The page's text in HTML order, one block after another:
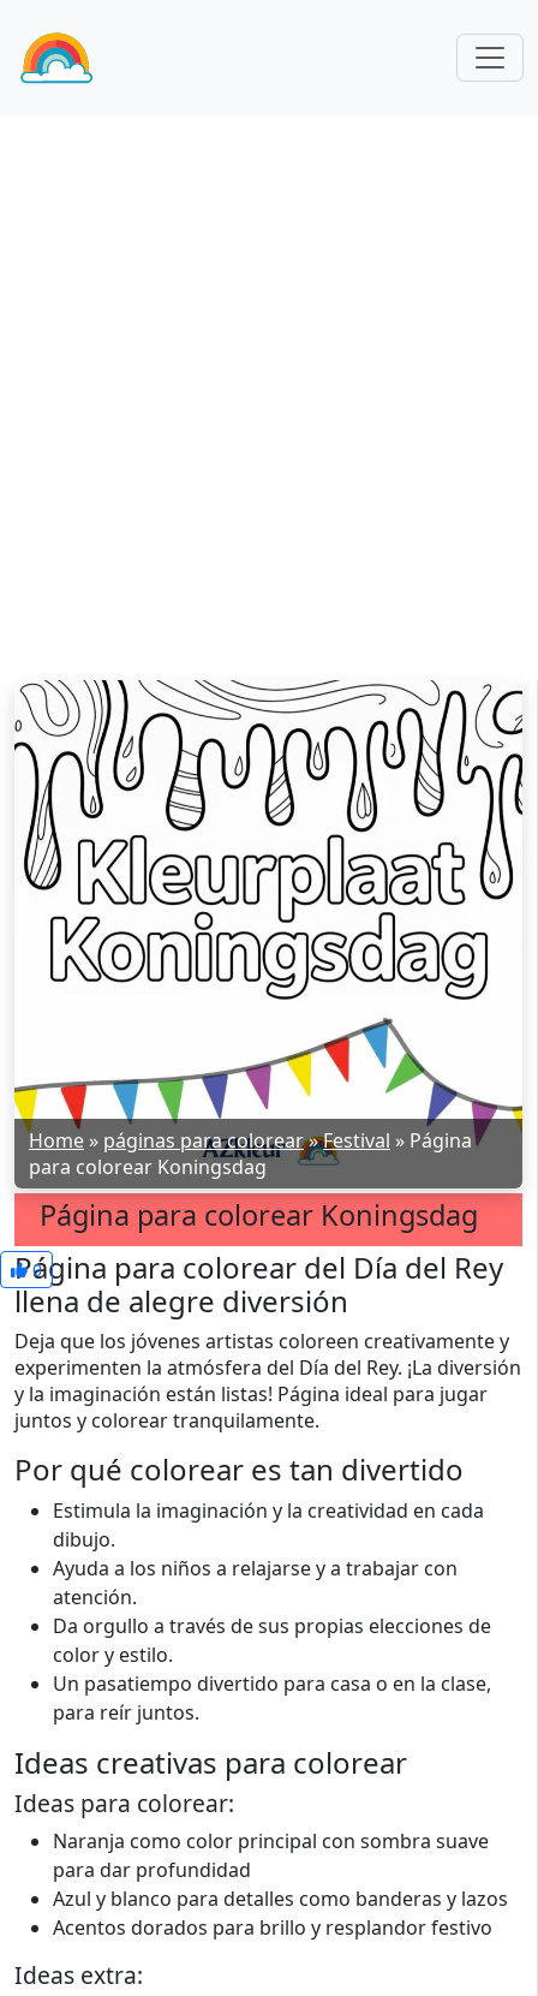
Home » páginas para colorear»Festival » Página
para colorear Koningsdag
Página para colorear Koningsdag
0
Página para colorear del Día del Rey
llena de alegre diversión
Deja que los jóvenes artistas coloreen creativamente y
experimenten la atmósfera del Día del Rey. ¡La diversión
y la imaginación están listas! Página ideal para jugar
juntos y colorear tranquilamente.
Por qué colorear es tan divertido
Estimula la imaginación y la creatividad en cada
dibujo.
Ayuda a los niños a relajarse y a trabajar con
atención.
Da orgullo a través de sus propias elecciones de
color y estilo.
Un pasatiempo divertido para casa o en la clase,
para reír juntos.
Ideas creativas para colorear
Ideas para colorear:
Naranja como color principal con sombra suave
para dar profundidad
Azul y blanco para detalles como banderas y lazos
Acentos dorados para brillo y resplandor festivo
Ideas extra: